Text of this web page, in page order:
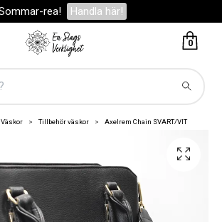
rea! Handla här!
0
Väskor Tillbehör väskor Axelrem Chain SVART/VIT